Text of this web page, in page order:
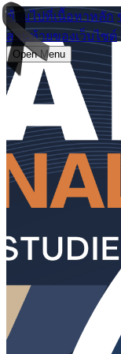
ข้ามไปที่เนื้อหาหลัก
ส่วนท้ายของเว็บไซต์
Open Menu